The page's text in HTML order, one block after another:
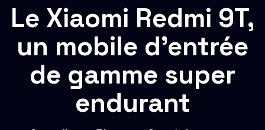
Le Xiaomi Redmi 9T,
un mobile d’entrée
de gamme super
endurant